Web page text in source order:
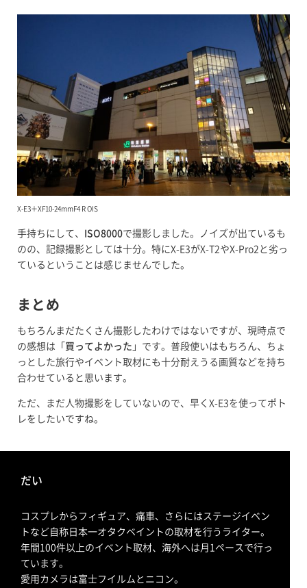
X-E3＋XF10-24mmF4 R OIS
手持ちにして、 ISO8000で撮影しました。ノイズが出ているも
のの、記録撮影としては十分。特にX-E3がX-T2やX-Pro2と劣っ
ているということは感じませんでした。
まとめ
もちろんまだたくさん撮影したわけではないですが、現時点で
の感想は「 買ってよかった 」です。普段使いはもちろん、ちょ
っとした旅行やイベント取材にも十分耐えうる画質などを持ち
合わせていると思います。
ただ、まだ人物撮影をしていないので、早くX-E3を使ってポト
レをしたいですね。
だい
コスプレからフィギュア、痛車、さらにはステージイベン
トなど自称日本一オタクベイントの取材を行うライター。
年間100件以上のイベント取材、海外へは月1ペースで行っ
ています。
愛用カメラは富士フイルムとニコン。